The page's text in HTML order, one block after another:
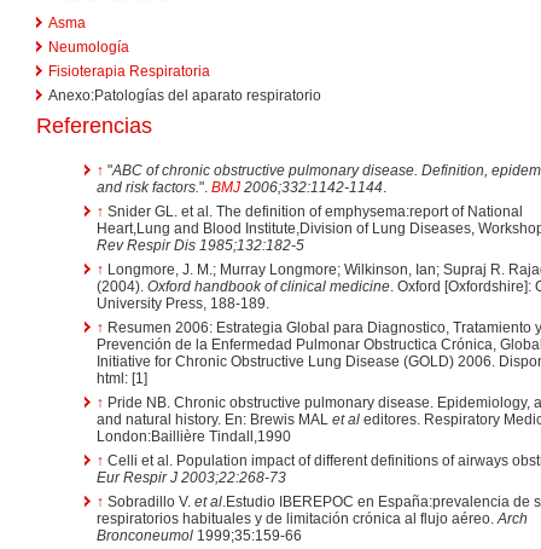
Asma
Neumología
Fisioterapia Respiratoria
Anexo:Patologías del aparato respiratorio
Referencias
↑ "ABC of chronic obstructive pulmonary disease. Definition,
and risk factors.". BMJ 2006;332:1142-1144.
↑ Snider GL. et al. The definition of emphysema:report of National
Heart,Lung and Blood Institute,Division of Lung Diseases,
Rev Respir Dis 1985;132:182-5
↑ Longmore, J. M.; Murray Longmore; Wilkinson, Ian; Supraj R.
(2004). Oxford handbook of clinical medicine. Oxford [Oxfordshire]:
University Press, 188-189.
↑ Resumen 2006: Estrategia Global para Diagnostico, Tratamiento y
Prevención de la Enfermedad Pulmonar Obstructica Crónica,
Initiative for Chronic Obstructive Lung Disease (GOLD) 2006.
html: [1]
↑ Pride NB. Chronic obstructive pulmonary disease. Epidemiology,
and natural history. En: Brewis MAL et al editores. Respiratory
London:Baillière Tindall,1990
↑ Celli et al. Population impact of different definitions of airways
Eur Respir J 2003;22:268-73
↑ Sobradillo V. et al.Estudio IBEREPOC en España:prevalencia de
respiratorios habituales y de limitación crónica al flujo aéreo.Arch
Bronconeumol 1999;35:159-66